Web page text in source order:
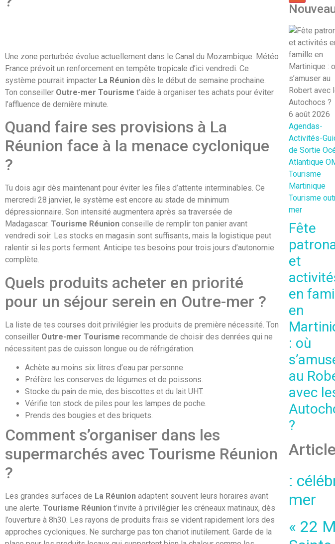
Une zone perturbée évolue actuellement dans le Canal du Mozambique. Météo
France prévoit un renforcement en tempête tropicale d’ici vendredi. Ce
système pourrait impacter La Réunion dès le début de semaine prochaine.
Ton conseiller Outre-mer Tourisme t’aide à organiser tes achats pour éviter
l’affluence de dernière minute.
Quand faire ses provisions à La
Réunion face à la menace cyclonique
?
Tu dois agir dès maintenant pour éviter les files d’attente interminables. Ce
mercredi 28 janvier, le système est encore au stade de minimum
dépressionnaire. Son intensité augmentera après sa traversée de
Madagascar. Tourisme Réunion conseille de remplir ton panier avant
vendredi soir. Les stocks en magasin sont suffisants, mais la logistique peut
ralentir si les ports ferment. Anticipe tes besoins pour trois jours d’autonomie
complète.
Quels produits acheter en priorité
pour un séjour serein en Outre-mer ?
La liste de tes courses doit privilégier les produits de première nécessité. Ton
conseiller Outre-mer Tourisme recommande de choisir des denrées qui ne
nécessitent pas de cuisson longue ou de réfrigération.
Achète au moins six litres d’eau par personne.
Préfère les conserves de légumes et de poissons.
Stocke du pain de mie, des biscottes et du lait UHT.
Vérifie ton stock de piles pour les lampes de poche.
Prends des bougies et des briquets.
Comment s’organiser dans les
supermarchés avec Tourisme Réunion
?
Les grandes surfaces de La Réunion adaptent souvent leurs horaires avant
une alerte. Tourisme Réunion t’invite à privilégier les créneaux matinaux, dès
l’ouverture à 8h30. Les rayons de produits frais se vident rapidement lors des
approches cycloniques. Ne surcharge pas ton chariot inutilement. Garde de la
6 août 2026
Agendas-
Activités-
de Sortie
Atlantique
Tourisme
Martinique
Tourisme
mer
Fête
et
en
en
: où
au
avec
?
:
mer
« 22